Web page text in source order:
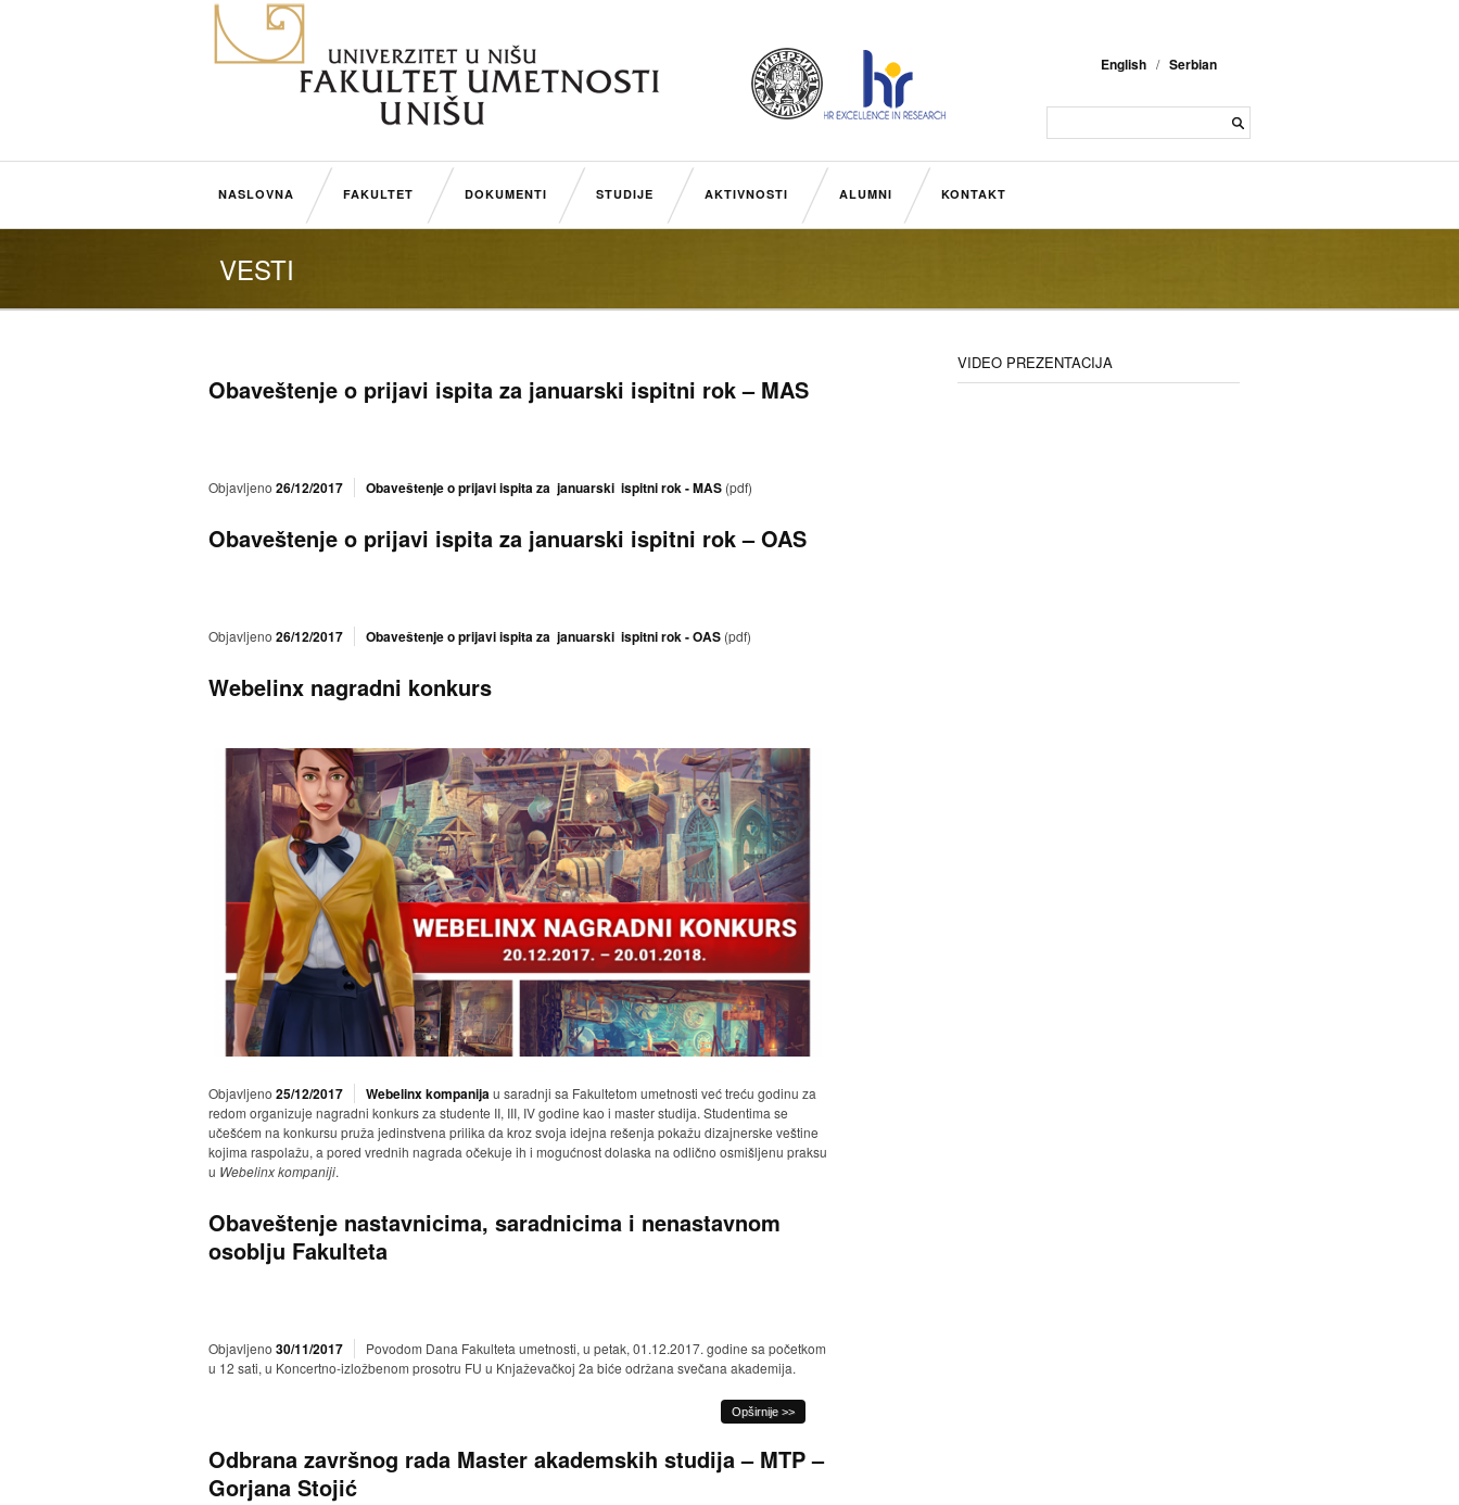
English / Serbian
NASLOVNA FAKULTET DOKUMENTI STUDIJE AKTIVNOSTI ALUMNI KONTAKT
VESTI
Obaveštenje o prijavi ispita za januarski ispitni rok – MAS
Objavljeno 26/12/2017 Obaveštenje o prijavi ispita za januarski ispitni rok - MAS (pdf)
Obaveštenje o prijavi ispita za januarski ispitni rok – OAS
Objavljeno 26/12/2017 Obaveštenje o prijavi ispita za januarski ispitni rok - OAS (pdf)
Webelinx nagradni konkurs
Objavljeno 25/12/2017 Webelinx kompanijau saradnji sa Fakultetom umetnosti već treću godinu za
redom organizuje nagradni konkurs za studente II, III, IV godine kao i master studija. Studentima se
učešćem na konkursu pruža jedinstvena prilika da kroz svoja idejna rešenja pokažu dizajnerske veštine
kojima raspolažu, a pored vrednih nagrada očekuje ih i mogućnost dolaska na odlično osmišljenu praksu
u Webelinx kompaniji.
Obaveštenje nastavnicima, saradnicima i nenastavnom
osoblju Fakulteta
Objavljeno 30/11/2017
Povodom Dana Fakulteta umetnosti, u petak, 01.12.2017. godine sa početkom
u 12 sati, u Koncertno-izložbenom prosotru FU u Knjaževačkoj 2a biće održana svečana akademija.
Opširnije >>
Odbrana završnog rada Master akademskih studija – MTP –
Gorjana Stojić
VIDEO PREZENTACIJA